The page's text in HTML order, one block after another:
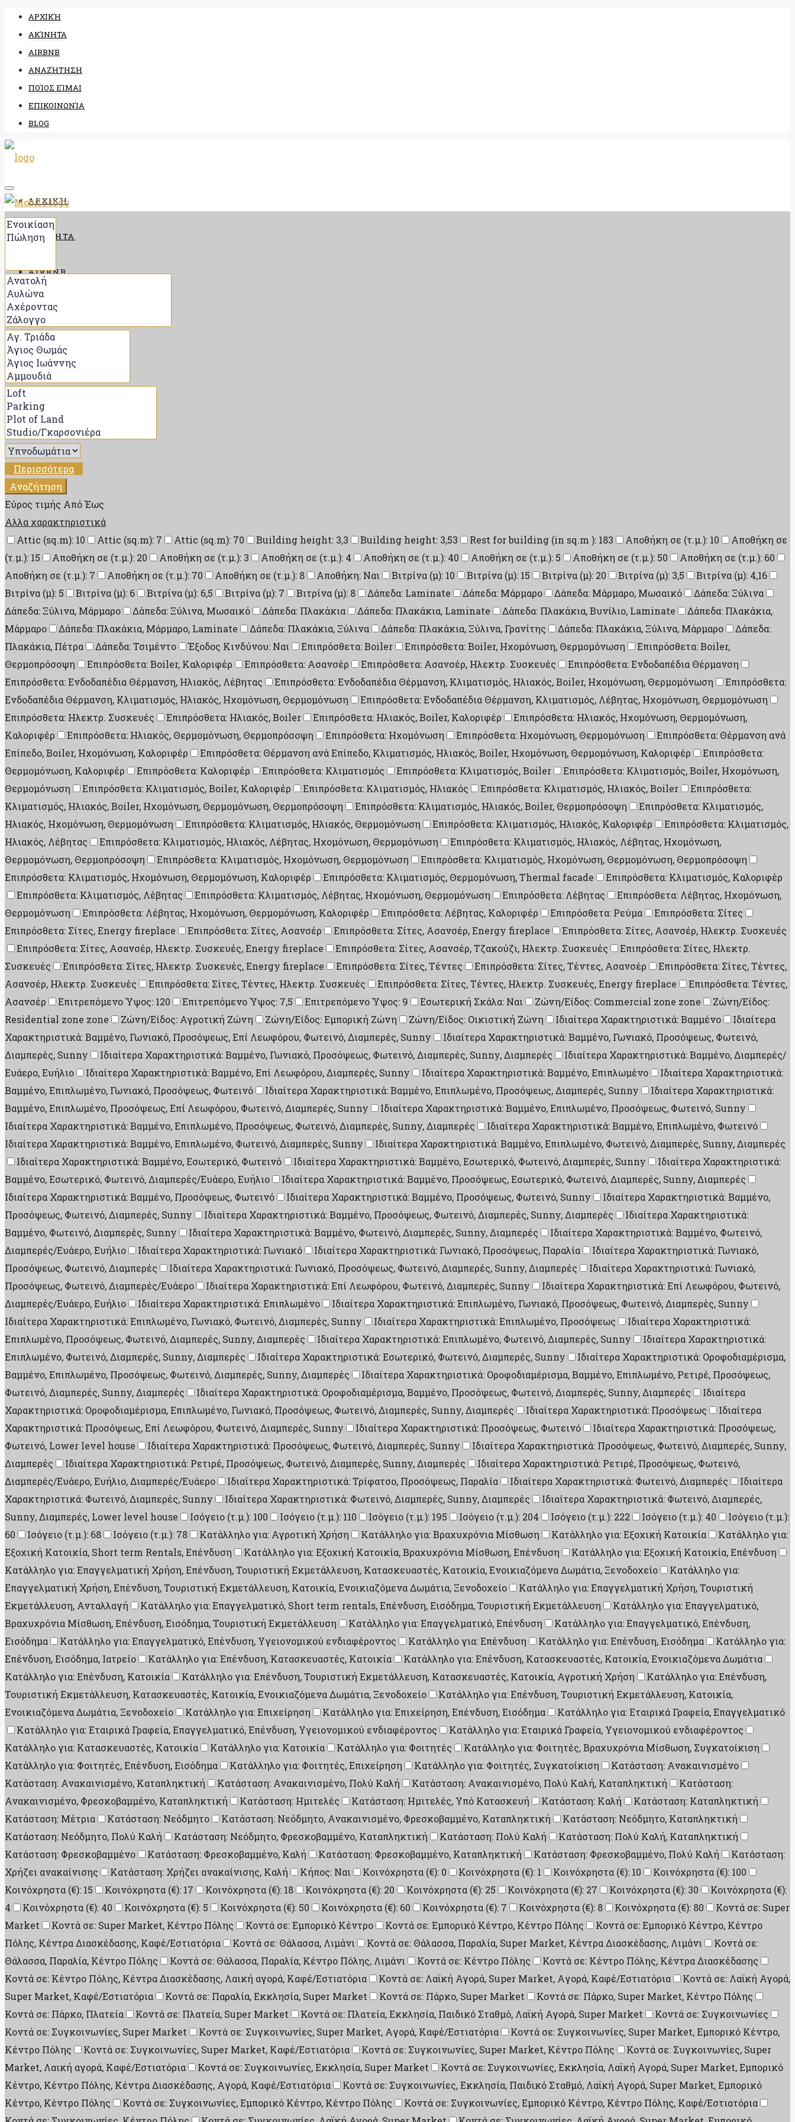
ΑΡΧΙΚΉ
ΑΚΊΝΗΤΑ
AIRBNB
ΑΝΑΖΉΤΗΣΗ
ΠΟΊΟΣ ΕΊΜΑΙ
ΕΠΙΚΟΙΝΩΝΊΑ
BLOG
ΑΡΧΙΚΉ
ΑΚΊΝΗΤΑ
AIRBNB
ΑΝΑΖΉΤΗΣΗ
ΠΟΊΟΣ ΕΊΜΑΙ
ΕΠΙΚΟΙΝΩΝΊΑ
BLOG
Περισσότερα
Αναζήτηση
Εύρος τιμής ΑπόΈως
Αλλα χαρακτηριστικά
Attic (sq.m): 10
Attic (sq.m): 7 Attic (sq.m): 70 Building height: 3,3 Building height: 3,53 Rest for building (in sq.m ): 183 Αποθήκη σε (τ.μ.): 10
Αποθήκη σε
(τ.μ.): 15
Αποθήκη σε (τ.μ.): 20 Αποθήκη σε (τ.μ.): 3 Αποθήκη σε (τ.μ.): 4 Αποθήκη σε (τ.μ.): 40 Αποθήκη σε (τ.μ.): 5 Αποθήκη σε (τ.μ.): 50
Αποθήκη σε (τ.μ.): 60
Αποθήκη σε (τ.μ.): 7
Αποθήκη σε (τ.μ.): 70 Αποθήκη σε (τ.μ.): 8 Αποθήκη: Ναι Βιτρίνα (μ): 10 Βιτρίνα (μ): 15 Βιτρίνα (μ): 20 Βιτρίνα (μ): 3,5
Βιτρίνα (μ): 4,16
Βιτρίνα (μ): 5
Βιτρίνα (μ): 6 Βιτρίνα (μ): 6,5 Βιτρίνα (μ): 7 Βιτρίνα (μ): 8 Δάπεδα: Laminate Δάπεδα: Μάρμαρο Δάπεδα: Μάρμαρο, Μωσαικό
Δάπεδα: Ξύλινα
Δάπεδα: Ξύλινα, Μάρμαρο
Δάπεδα: Ξύλινα, Μωσαικό Δάπεδα: Πλακάκια Δάπεδα: Πλακάκια, Laminate Δάπεδα: Πλακάκια, Βυνίλιο, Laminate
Δάπεδα: Πλακάκια,
Μάρμαρο
Δάπεδα: Πλακάκια, Μάρμαρο, Laminate Δάπεδα: Πλακάκια, Ξύλινα Δάπεδα: Πλακάκια, Ξύλινα, Γρανίτης Δάπεδα: Πλακάκια, Ξύλινα, Μάρμαρο
Δάπεδα:
Πλακάκια, Πέτρα
Δάπεδα: Τσιμέντο Έξοδος Κινδύνου: Ναι Επιπρόσθετα: Boiler Επιπρόσθετα: Boiler, Ηχομόνωση, Θερμομόνωση
Επιπρόσθετα: Boiler,
Θερμοπρόσοψη
Επιπρόσθετα: Boiler, Καλοριφέρ Επιπρόσθετα: Ασανσέρ Επιπρόσθετα: Ασανσέρ, Ηλεκτρ. Συσκευές
Επιπρόσθετα: Ενδοδαπέδια Θέρμανση
Επιπρόσθετα: Ενδοδαπέδια Θέρμανση, Ηλιακός, Λέβητας
Επιπρόσθετα: Ενδοδαπέδια Θέρμανση, Κλιματισμός, Ηλιακός, Boiler, Ηχομόνωση, Θερμομόνωση
Επιπρόσθετα:
Ενδοδαπέδια Θέρμανση, Κλιματισμός, Ηλιακός, Ηχομόνωση, Θερμομόνωση
Επιπρόσθετα: Ενδοδαπέδια Θέρμανση, Κλιματισμός, Λέβητας, Ηχομόνωση, Θερμομόνωση
Επιπρόσθετα: Ηλεκτρ. Συσκευές
Επιπρόσθετα: Ηλιακός, Boiler Επιπρόσθετα: Ηλιακός, Boiler, Καλοριφέρ
Επιπρόσθετα: Ηλιακός, Ηχομόνωση, Θερμομόνωση,
Καλοριφέρ
Επιπρόσθετα: Ηλιακός, Θερμομόνωση, Θερμοπρόσοψη Επιπρόσθετα: Ηχομόνωση Επιπρόσθετα: Ηχομόνωση, Θερμομόνωση
Επιπρόσθετα: Θέρμανση ανά
Επίπεδο, Boiler, Ηχομόνωση, Καλοριφέρ
Επιπρόσθετα: Θέρμανση ανά Επίπεδο, Κλιματισμός, Ηλιακός, Boiler, Ηχομόνωση, Θερμομόνωση, Καλοριφέρ
Επιπρόσθετα:
Θερμομόνωση, Καλοριφέρ
Επιπρόσθετα: Καλοριφέρ Επιπρόσθετα: Κλιματισμός Επιπρόσθετα: Κλιματισμός, Boiler
Επιπρόσθετα: Κλιματισμός, Boiler, Ηχομόνωση,
Θερμομόνωση
Επιπρόσθετα: Κλιματισμός, Boiler, Καλοριφέρ Επιπρόσθετα: Κλιματισμός, Ηλιακός Επιπρόσθετα: Κλιματισμός, Ηλιακός, Boiler
Επιπρόσθετα:
Κλιματισμός, Ηλιακός, Boiler, Ηχομόνωση, Θερμομόνωση, Θερμοπρόσοψη
Επιπρόσθετα: Κλιματισμός, Ηλιακός, Boiler, Θερμοπρόσοψη
Επιπρόσθετα: Κλιματισμός,
Ηλιακός, Ηχομόνωση, Θερμομόνωση
Επιπρόσθετα: Κλιματισμός, Ηλιακός, Θερμομόνωση Επιπρόσθετα: Κλιματισμός, Ηλιακός, Καλοριφέρ
Επιπρόσθετα: Κλιματισμός,
Ηλιακός, Λέβητας
Επιπρόσθετα: Κλιματισμός, Ηλιακός, Λέβητας, Ηχομόνωση, Θερμομόνωση
Επιπρόσθετα: Κλιματισμός, Ηλιακός, Λέβητας, Ηχομόνωση,
Θερμομόνωση, Θερμοπρόσοψη
Επιπρόσθετα: Κλιματισμός, Ηχομόνωση, Θερμομόνωση
Επιπρόσθετα: Κλιματισμός, Ηχομόνωση, Θερμομόνωση, Θερμοπρόσοψη
Επιπρόσθετα: Κλιματισμός, Ηχομόνωση, Θερμομόνωση, Καλοριφέρ
Επιπρόσθετα: Κλιματισμός, Θερμομόνωση, Thermal facade
Επιπρόσθετα: Κλιματισμός, Καλοριφέρ
Επιπρόσθετα: Κλιματισμός, Λέβητας
Επιπρόσθετα: Κλιματισμός, Λέβητας, Ηχομόνωση, Θερμομόνωση Επιπρόσθετα: Λέβητας
Επιπρόσθετα: Λέβητας, Ηχομόνωση,
Θερμομόνωση
Επιπρόσθετα: Λέβητας, Ηχομόνωση, Θερμομόνωση, Καλοριφέρ Επιπρόσθετα: Λέβητας, Καλοριφέρ Επιπρόσθετα: Ρεύμα
Επιπρόσθετα: Σίτες
Επιπρόσθετα: Σίτες, Energy fireplace
Επιπρόσθετα: Σίτες, Ασανσέρ Επιπρόσθετα: Σίτες, Ασανσέρ, Energy fireplace
Επιπρόσθετα: Σίτες, Ασανσέρ, Ηλεκτρ. Συσκευές
Επιπρόσθετα: Σίτες, Ασανσέρ, Ηλεκτρ. Συσκευές, Energy fireplace
Επιπρόσθετα: Σίτες, Ασανσέρ, Τζακούζι, Ηλεκτρ. Συσκευές
Επιπρόσθετα: Σίτες, Ηλεκτρ.
Συσκευές
Επιπρόσθετα: Σίτες, Ηλεκτρ. Συσκευές, Energy fireplace Επιπρόσθετα: Σίτες, Τέντες Επιπρόσθετα: Σίτες, Τέντες, Ασανσέρ
Επιπρόσθετα: Σίτες, Τέντες,
Ασανσέρ, Ηλεκτρ. Συσκευές
Επιπρόσθετα: Σίτες, Τέντες, Ηλεκτρ. Συσκευές Επιπρόσθετα: Σίτες, Τέντες, Ηλεκτρ. Συσκευές, Energy fireplace
Επιπρόσθετα: Τέντες,
Ασανσέρ
Επιτρεπόμενο Ύψος: 120 Επιτρεπόμενο Ύψος: 7,5 Επιτρεπόμενο Ύψος: 9 Εσωτερική Σκάλα: Ναι Ζώνη/Είδος: Commercial zone zone
Ζώνη/Είδος:
Residential zone zone
Ζώνη/Είδος: Αγροτική Ζώνη Ζώνη/Είδος: Εμπορική Ζώνη Ζώνη/Είδος: Οικιστική Ζώνη Ιδιαίτερα Χαρακτηριστικά: Βαμμένο
Ιδιαίτερα
Χαρακτηριστικά: Βαμμένο, Γωνιακό, Προσόψεως, Επί Λεωφόρου, Φωτεινό, Διαμπερές, Sunny
Ιδιαίτερα Χαρακτηριστικά: Βαμμένο, Γωνιακό, Προσόψεως, Φωτεινό,
Διαμπερές, Sunny
Ιδιαίτερα Χαρακτηριστικά: Βαμμένο, Γωνιακό, Προσόψεως, Φωτεινό, Διαμπερές, Sunny, Διαμπερές
Ιδιαίτερα Χαρακτηριστικά: Βαμμένο, Διαμπερές/
Ευάερο, Ευήλιο
Ιδιαίτερα Χαρακτηριστικά: Βαμμένο, Επί Λεωφόρου, Διαμπερές, Sunny Ιδιαίτερα Χαρακτηριστικά: Βαμμένο, Επιπλωμένο
Ιδιαίτερα Χαρακτηριστικά:
Βαμμένο, Επιπλωμένο, Γωνιακό, Προσόψεως, Φωτεινό
Ιδιαίτερα Χαρακτηριστικά: Βαμμένο, Επιπλωμένο, Προσόψεως, Διαμπερές, Sunny
Ιδιαίτερα Χαρακτηριστικά:
Βαμμένο, Επιπλωμένο, Προσόψεως, Επί Λεωφόρου, Φωτεινό, Διαμπερές, Sunny
Ιδιαίτερα Χαρακτηριστικά: Βαμμένο, Επιπλωμένο, Προσόψεως, Φωτεινό, Sunny
Ιδιαίτερα Χαρακτηριστικά: Βαμμένο, Επιπλωμένο, Προσόψεως, Φωτεινό, Διαμπερές, Sunny, Διαμπερές
Ιδιαίτερα Χαρακτηριστικά: Βαμμένο, Επιπλωμένο, Φωτεινό
Ιδιαίτερα Χαρακτηριστικά: Βαμμένο, Επιπλωμένο, Φωτεινό, Διαμπερές, Sunny
Ιδιαίτερα Χαρακτηριστικά: Βαμμένο, Επιπλωμένο, Φωτεινό, Διαμπερές, Sunny, Διαμπερές
Ιδιαίτερα Χαρακτηριστικά: Βαμμένο, Εσωτερικό, Φωτεινό
Ιδιαίτερα Χαρακτηριστικά: Βαμμένο, Εσωτερικό, Φωτεινό, Διαμπερές, Sunny
Ιδιαίτερα Χαρακτηριστικά:
Βαμμένο, Εσωτερικό, Φωτεινό, Διαμπερές/Ευάερο, Ευήλιο
Ιδιαίτερα Χαρακτηριστικά: Βαμμένο, Προσόψεως, Εσωτερικό, Φωτεινό, Διαμπερές, Sunny, Διαμπερές
Ιδιαίτερα Χαρακτηριστικά: Βαμμένο, Προσόψεως, Φωτεινό
Ιδιαίτερα Χαρακτηριστικά: Βαμμένο, Προσόψεως, Φωτεινό, Sunny
Ιδιαίτερα Χαρακτηριστικά: Βαμμένο,
Προσόψεως, Φωτεινό, Διαμπερές, Sunny
Ιδιαίτερα Χαρακτηριστικά: Βαμμένο, Προσόψεως, Φωτεινό, Διαμπερές, Sunny, Διαμπερές
Ιδιαίτερα Χαρακτηριστικά:
Βαμμένο, Φωτεινό, Διαμπερές, Sunny
Ιδιαίτερα Χαρακτηριστικά: Βαμμένο, Φωτεινό, Διαμπερές, Sunny, Διαμπερές
Ιδιαίτερα Χαρακτηριστικά: Βαμμένο, Φωτεινό,
Διαμπερές/Ευάερο, Ευήλιο
Ιδιαίτερα Χαρακτηριστικά: Γωνιακό Ιδιαίτερα Χαρακτηριστικά: Γωνιακό, Προσόψεως, Παραλία
Ιδιαίτερα Χαρακτηριστικά: Γωνιακό,
Προσόψεως, Φωτεινό, Διαμπερές
Ιδιαίτερα Χαρακτηριστικά: Γωνιακό, Προσόψεως, Φωτεινό, Διαμπερές, Sunny, Διαμπερές
Ιδιαίτερα Χαρακτηριστικά: Γωνιακό,
Προσόψεως, Φωτεινό, Διαμπερές/Ευάερο
Ιδιαίτερα Χαρακτηριστικά: Επί Λεωφόρου, Φωτεινό, Διαμπερές, Sunny
Ιδιαίτερα Χαρακτηριστικά: Επί Λεωφόρου, Φωτεινό,
Διαμπερές/Ευάερο, Ευήλιο
Ιδιαίτερα Χαρακτηριστικά: Επιπλωμένο
Ιδιαίτερα Χαρακτηριστικά: Επιπλωμένο, Γωνιακό, Προσόψεως, Φωτεινό, Διαμπερές, Sunny
Ιδιαίτερα Χαρακτηριστικά: Επιπλωμένο, Γωνιακό, Φωτεινό, Διαμπερές, Sunny
Ιδιαίτερα Χαρακτηριστικά: Επιπλωμένο, Προσόψεως
Ιδιαίτερα Χαρακτηριστικά:
Επιπλωμένο, Προσόψεως, Φωτεινό, Διαμπερές, Sunny, Διαμπερές
Ιδιαίτερα Χαρακτηριστικά: Επιπλωμένο, Φωτεινό, Διαμπερές, Sunny
Ιδιαίτερα Χαρακτηριστικά:
Επιπλωμένο, Φωτεινό, Διαμπερές, Sunny, Διαμπερές
Ιδιαίτερα Χαρακτηριστικά: Εσωτερικό, Φωτεινό, Διαμπερές, Sunny
Ιδιαίτερα Χαρακτηριστικά: Οροφοδιαμέρισμα,
Βαμμένο, Επιπλωμένο, Προσόψεως, Φωτεινό, Διαμπερές, Sunny, Διαμπερές
Ιδιαίτερα Χαρακτηριστικά: Οροφοδιαμέρισμα, Βαμμένο, Επιπλωμένο, Ρετιρέ, Προσόψεως,
Φωτεινό, Διαμπερές, Sunny, Διαμπερές
Ιδιαίτερα Χαρακτηριστικά: Οροφοδιαμέρισμα, Βαμμένο, Προσόψεως, Φωτεινό, Διαμπερές, Sunny, Διαμπερές
Ιδιαίτερα
Χαρακτηριστικά: Οροφοδιαμέρισμα, Επιπλωμένο, Γωνιακό, Προσόψεως, Φωτεινό, Διαμπερές, Sunny, Διαμπερές
Ιδιαίτερα Χαρακτηριστικά: Προσόψεως
Ιδιαίτερα
Χαρακτηριστικά: Προσόψεως, Επί Λεωφόρου, Φωτεινό, Διαμπερές, Sunny
Ιδιαίτερα Χαρακτηριστικά: Προσόψεως, Φωτεινό
Ιδιαίτερα Χαρακτηριστικά: Προσόψεως,
Φωτεινό, Lower level house
Ιδιαίτερα Χαρακτηριστικά: Προσόψεως, Φωτεινό, Διαμπερές, Sunny
Ιδιαίτερα Χαρακτηριστικά: Προσόψεως, Φωτεινό, Διαμπερές, Sunny,
Διαμπερές
Ιδιαίτερα Χαρακτηριστικά: Ρετιρέ, Προσόψεως, Φωτεινό, Διαμπερές, Sunny, Διαμπερές
Ιδιαίτερα Χαρακτηριστικά: Ρετιρέ, Προσόψεως, Φωτεινό,
Διαμπερές/Ευάερο, Ευήλιο, Διαμπερές/Ευάερο
Ιδιαίτερα Χαρακτηριστικά: Τρίφατσο, Προσόψεως, Παραλία Ιδιαίτερα Χαρακτηριστικά: Φωτεινό, Διαμπερές
Ιδιαίτερα
Χαρακτηριστικά: Φωτεινό, Διαμπερές, Sunny
Ιδιαίτερα Χαρακτηριστικά: Φωτεινό, Διαμπερές, Sunny, Διαμπερές
Ιδιαίτερα Χαρακτηριστικά: Φωτεινό, Διαμπερές,
Sunny, Διαμπερές, Lower level house
Ισόγειο (τ.μ.): 100 Ισόγειο (τ.μ.): 110 Ισόγειο (τ.μ.): 195 Ισόγειο (τ.μ.): 204 Ισόγειο (τ.μ.): 222 Ισόγειο (τ.μ.): 40
Ισόγειο (τ.μ.):
60
Ισόγειο (τ.μ.): 68 Ισόγειο (τ.μ.): 78 Κατάλληλο για: Αγροτική Χρήση Κατάλληλο για: Βραχυχρόνια Μίσθωση Κατάλληλο για: Εξοχική Κατοικία
Κατάλληλο για:
Εξοχική Κατοικία, Short term Rentals, Επένδυση
Κατάλληλο για: Εξοχική Κατοικία, Βραχυχρόνια Μίσθωση, Επένδυση
Κατάλληλο για: Εξοχική Κατοικία, Επένδυση
Κατάλληλο για: Επαγγελματική Χρήση, Επένδυση, Τουριστική Εκμετάλλευση, Κατασκευαστές, Κατοικία, Ενοικιαζόμενα Δωμάτια, Ξενοδοχείο
Κατάλληλο για:
Επαγγελματική Χρήση, Επένδυση, Τουριστική Εκμετάλλευση, Κατοικία, Ενοικιαζόμενα Δωμάτια, Ξενοδοχείο
Κατάλληλο για: Επαγγελματική Χρήση, Τουριστική
Εκμετάλλευση, Ανταλλαγή
Κατάλληλο για: Επαγγελματικό, Short term rentals, Επένδυση, Εισόδημα, Τουριστική Εκμετάλλευση
Κατάλληλο για: Επαγγελματικό,
Βραχυχρόνια Μίσθωση, Επένδυση, Εισόδημα, Τουριστική Εκμετάλλευση
Κατάλληλο για: Επαγγελματικό, Επένδυση
Κατάλληλο για: Επαγγελματικό, Επένδυση,
Εισόδημα
Κατάλληλο για: Επαγγελματικό, Επένδυση, Υγειονομικού ενδιαφέροντος Κατάλληλο για: Επένδυση Κατάλληλο για: Επένδυση, Εισόδημα
Κατάλληλο για:
Επένδυση, Εισόδημα, Ιατρείο
Κατάλληλο για: Επένδυση, Κατασκευαστές, Κατοικία
Κατάλληλο για: Επένδυση, Κατασκευαστές, Κατοικία, Ενοικιαζόμενα Δωμάτια
Κατάλληλο για: Επένδυση, Κατοικία
Κατάλληλο για: Επένδυση, Τουριστική Εκμετάλλευση, Κατασκευαστές, Κατοικία, Αγροτική Χρήση
Κατάλληλο για: Επένδυση,
Τουριστική Εκμετάλλευση, Κατασκευαστές, Κατοικία, Ενοικιαζόμενα Δωμάτια, Ξενοδοχείο
Κατάλληλο για: Επένδυση, Τουριστική Εκμετάλλευση, Κατοικία,
Ενοικιαζόμενα Δωμάτια, Ξενοδοχείο
Κατάλληλο για: Επιχείρηση Κατάλληλο για: Επιχείρηση, Επένδυση, Εισόδημα
Κατάλληλο για: Εταιρικά Γραφεία, Επαγγελματικό
Κατάλληλο για: Εταιρικά Γραφεία, Επαγγελματικό, Επένδυση, Υγειονομικού ενδιαφέροντος
Κατάλληλο για: Εταιρικά Γραφεία, Υγειονομικού ενδιαφέροντος
Κατάλληλο για: Κατασκευαστές, Κατοικία
Κατάλληλο για: Κατοικία Κατάλληλο για: Φοιτητές
Κατάλληλο για: Φοιτητές, Βραχυχρόνια Μίσθωση, Συγκατοίκιση
Κατάλληλο για: Φοιτητές, Επένδυση, Εισόδημα
Κατάλληλο για: Φοιτητές, Επιχείρηση Κατάλληλο για: Φοιτητές, Συγκατοίκιση
Κατάσταση: Ανακαινισμένο
Κατάσταση: Ανακαινισμένο, Καταπληκτική
Κατάσταση: Ανακαινισμένο, Πολύ Καλή Κατάσταση: Ανακαινισμένο, Πολύ Καλή, Καταπληκτική
Κατάσταση:
Ανακαινισμένο, Φρεσκοβαμμένο, Καταπληκτική
Κατάσταση: Ημιτελές Κατάσταση: Ημιτελές, Υπό Κατασκευή Κατάσταση: Καλή
Κατάσταση: Καταπληκτική
Κατάσταση: Μέτρια
Κατάσταση: Νεόδμητο Κατάσταση: Νεόδμητο, Ανακαινισμένο, Φρεσκοβαμμένο, Καταπληκτική
Κατάσταση: Νεόδμητο, Καταπληκτική
Κατάσταση: Νεόδμητο, Πολύ Καλή
Κατάσταση: Νεόδμητο, Φρεσκοβαμμένο, Καταπληκτική Κατάσταση: Πολύ Καλή
Κατάσταση: Πολύ Καλή, Καταπληκτική
Κατάσταση: Φρεσκοβαμμένο
Κατάσταση: Φρεσκοβαμμένο, Καλή Κατάσταση: Φρεσκοβαμμένο, Καταπληκτική Κατάσταση: Φρεσκοβαμμένο, Πολύ Καλή
Κατάσταση:
Χρήζει ανακαίνισης
Κατάσταση: Χρήζει ανακαίνισης, Καλή Κήπος: Ναι Κοινόχρηστα (€): 0 Κοινόχρηστα (€): 1 Κοινόχρηστα (€): 10
Κοινόχρηστα (€): 100
Κοινόχρηστα (€): 15
Κοινόχρηστα (€): 17 Κοινόχρηστα (€): 18 Κοινόχρηστα (€): 20 Κοινόχρηστα (€): 25 Κοινόχρηστα (€): 27 Κοινόχρηστα (€): 30
Κοινόχρηστα (€):
4
Κοινόχρηστα (€): 40 Κοινόχρηστα (€): 5 Κοινόχρηστα (€): 50 Κοινόχρηστα (€): 60 Κοινόχρηστα (€): 7 Κοινόχρηστα (€): 8 Κοινόχρηστα (€): 80
Κοντά σε: Super
Market
Κοντά σε: Super Market, Κέντρο Πόλης Κοντά σε: Εμπορικό Κέντρο Κοντά σε: Εμπορικό Κέντρο, Κέντρο Πόλης
Κοντά σε: Εμπορικό Κέντρο, Κέντρο
Πόλης, Κέντρα Διασκέδασης, Καφέ/Εστιατόρια
Κοντά σε: Θάλασσα, Λιμάνι Κοντά σε: Θάλασσα, Παραλία, Super Market, Κέντρα Διασκέδασης, Λιμάνι
Κοντά σε:
Θάλασσα, Παραλία, Κέντρο Πόλης
Κοντά σε: Θάλασσα, Παραλία, Κέντρο Πόλης, Λιμάνι Κοντά σε: Κέντρο Πόλης
Κοντά σε: Κέντρο Πόλης, Κέντρα Διασκέδασης
Κοντά σε: Κέντρο Πόλης, Κέντρα Διασκέδασης, Λαική αγορά, Καφέ/Εστιατόρια
Κοντά σε: Λαϊκή Αγορά, Super Market, Aγορά, Καφέ/Εστιατόρια
Κοντά σε: Λαϊκή Αγορά,
Super Market, Καφέ/Εστιατόρια
Κοντά σε: Παραλία, Εκκλησία, Super Market Κοντά σε: Πάρκο, Super Market
Κοντά σε: Πάρκο, Super Market, Κέντρο Πόλης
Κοντά σε: Πάρκο, Πλατεία
Κοντά σε: Πλατεία, Super Market Κοντά σε: Πλατεία, Εκκλησία, Παιδικό Σταθμό, Λαϊκή Αγορά, Super Market
Κοντά σε: Συγκοινωνίες
Κοντά σε: Συγκοινωνίες, Super Market
Κοντά σε: Συγκοινωνίες, Super Market, Aγορά, Καφέ/Εστιατόρια
Κοντά σε: Συγκοινωνίες, Super Market, Εμπορικό Κέντρο,
Κέντρο Πόλης
Κοντά σε: Συγκοινωνίες, Super Market, Καφέ/Εστιατόρια Κοντά σε: Συγκοινωνίες, Super Market, Κέντρο Πόλης
Κοντά σε: Συγκοινωνίες, Super
Market, Λαική αγορά, Καφέ/Εστιατόρια
Κοντά σε: Συγκοινωνίες, Εκκλησία, Super Market
Κοντά σε: Συγκοινωνίες, Εκκλησία, Λαϊκή Αγορά, Super Market, Εμπορικό
Κέντρο, Κέντρο Πόλης, Κέντρα Διασκέδασης, Aγορά, Καφέ/Εστιατόρια
Κοντά σε: Συγκοινωνίες, Εκκλησία, Παιδικό Σταθμό, Λαϊκή Αγορά, Super Market, Εμπορικό
Κέντρο, Κέντρο Πόλης
Κοντά σε: Συγκοινωνίες, Εμπορικό Κέντρο, Κέντρο Πόλης
Κοντά σε: Συγκοινωνίες, Εμπορικό Κέντρο, Κέντρο Πόλης, Καφέ/Εστιατόρια